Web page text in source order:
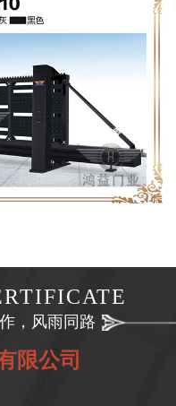
，风雨同路
限公司